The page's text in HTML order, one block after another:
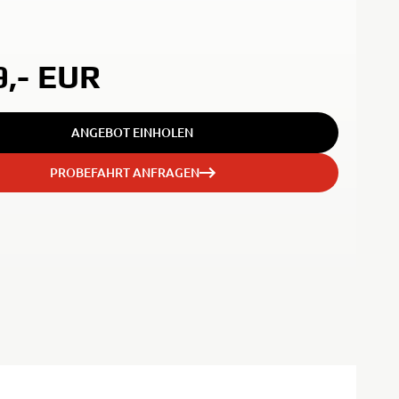
EUR
ANGEBOT EINHOLEN
PROBEFAHRT ANFRAGEN